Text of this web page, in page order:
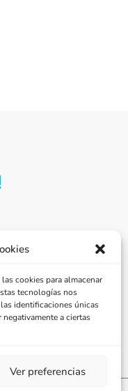
cookies para almacenar
tecnologías nos
identificaciones únicas
a ciertas
Ver preferencias